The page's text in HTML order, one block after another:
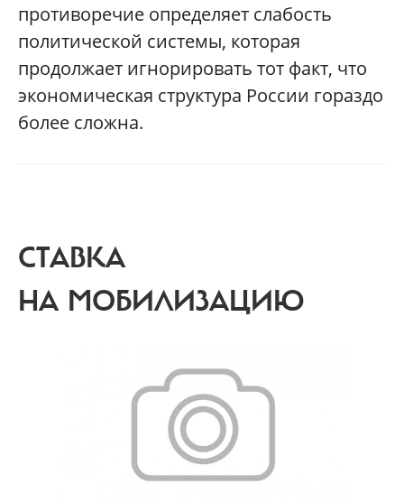
противоречие определяет слабость
политической системы, которая
продолжает игнорировать тот факт, что
экономическая структура России гораздо
более сложна.
СТАВКА
НА МОБИЛИЗАЦИЮ